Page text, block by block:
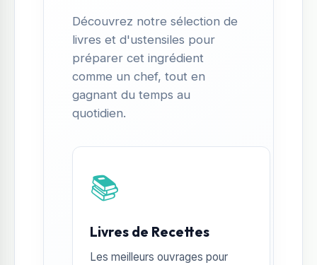
Découvrez notre sélection de
livres et d'ustensiles pour
préparer cet ingrédient
comme un chef, tout en
gagnant du temps au
quotidien.
📚
Livres de Recettes
Les meilleurs ouvrages pour